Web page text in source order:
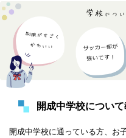
開成中学校につい
開成中学校に通っている方、お